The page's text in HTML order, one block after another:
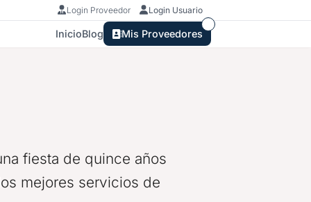
Login Proveedor Login Usuario
InicioBlog Mis Proveedores
fiesta de quince años
mejores servicios de